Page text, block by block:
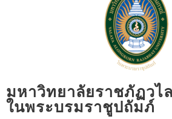
มหาวิทยาลัยราชภัฏวไ
ในพระบรมราชูปถัมภ์